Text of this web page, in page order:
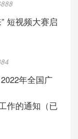
短视频大赛启
年全国广
作的通知（已